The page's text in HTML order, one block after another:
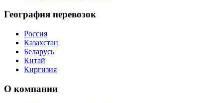
География перевозок
Россия
Казахстан
Беларусь
Китай
Киргизия
О компании